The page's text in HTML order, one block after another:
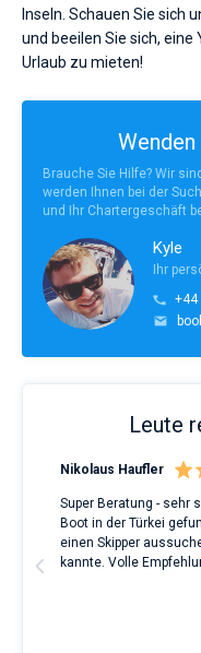
Inseln. Schauen Sie sich
und beeilen Sie sich,
Urlaub zu mieten!
Brauche Sie Hilfe? Wir
werden Ihnen bei der
und Ihr Chartergeschäft
Kyle
Ihr
+44
Leute
Nikolaus Haufler
Super Beratung - sehr
Boot in der Türkei
einen Skipper
kannte. Volle